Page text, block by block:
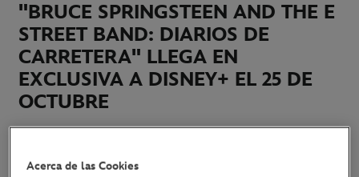
"BRUCE SPRINGSTEEN AND THE E
STREET BAND: DIARIOS DE
CARRETERA" LLEGA EN
EXCLUSIVA A DISNEY+ EL 25 DE
OCTUBRE
Acerca de las Cookies